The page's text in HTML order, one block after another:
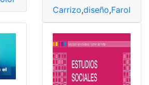
Carrizo,diseño,Farol